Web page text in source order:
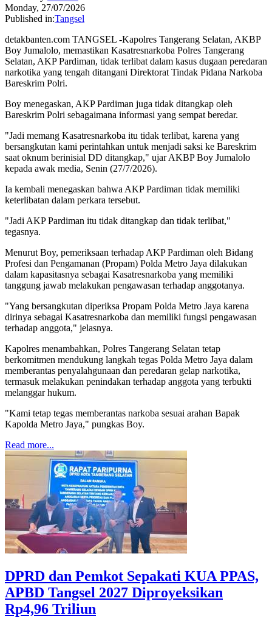
Monday, 27/07/2026
Published in:Tangsel
detakbanten.com TANGSEL -Kapolres Tangerang Selatan, AKBP
Boy Jumalolo, memastikan Kasatresnarkoba Polres Tangerang
Selatan, AKP Pardiman, tidak terlibat dalam kasus dugaan peredaran
narkotika yang tengah ditangani Direktorat Tindak Pidana Narkoba
Bareskrim Polri.
Boy menegaskan, AKP Pardiman juga tidak ditangkap oleh
Bareskrim Polri sebagaimana informasi yang sempat beredar.
"Jadi memang Kasatresnarkoba itu tidak terlibat, karena yang
bersangkutan kami perintahkan untuk menjadi saksi ke Bareskrim
saat oknum berinisial DD ditangkap," ujar AKBP Boy Jumalolo
kepada awak media, Senin (27/7/2026).
Ia kembali menegaskan bahwa AKP Pardiman tidak memiliki
keterlibatan dalam perkara tersebut.
"Jadi AKP Pardiman itu tidak ditangkap dan tidak terlibat,"
tegasnya.
Menurut Boy, pemeriksaan terhadap AKP Pardiman oleh Bidang
Profesi dan Pengamanan (Propam) Polda Metro Jaya dilakukan
dalam kapasitasnya sebagai Kasatresnarkoba yang memiliki
tanggung jawab melakukan pengawasan terhadap anggotanya.
"Yang bersangkutan diperiksa Propam Polda Metro Jaya karena
dirinya sebagai Kasatresnarkoba dan memiliki fungsi pengawasan
terhadap anggota," jelasnya.
Kapolres menambahkan, Polres Tangerang Selatan tetap
berkomitmen mendukung langkah tegas Polda Metro Jaya dalam
memberantas penyalahgunaan dan peredaran gelap narkotika,
termasuk melakukan penindakan terhadap anggota yang terbukti
melanggar hukum.
"Kami tetap tegas memberantas narkoba sesuai arahan Bapak
Kapolda Metro Jaya," pungkas Boy.
Read more...
DPRD dan Pemkot Sepakati KUA PPAS,
APBD Tangsel 2027 Diproyeksikan
Rp4,96 Triliun